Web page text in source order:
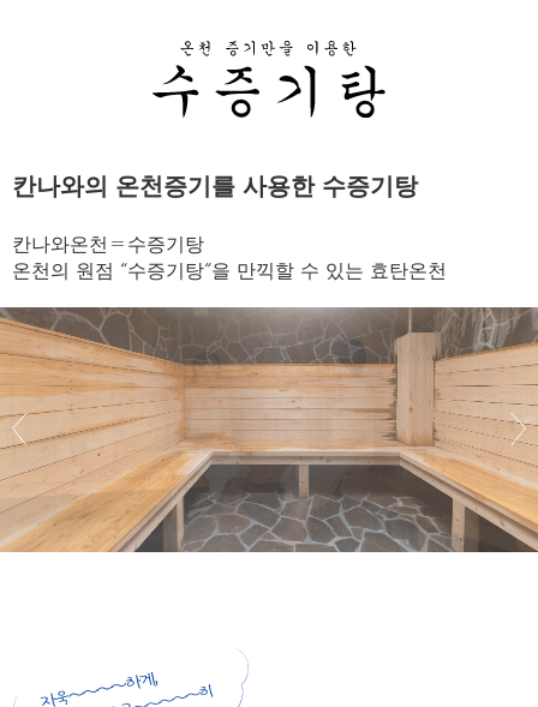
칸나와의 온천증기를 사용한 수증기탕
칸나와온천＝수증기탕
온천의 원점 “수증기탕”을 만끽할 수 있는 효탄온천